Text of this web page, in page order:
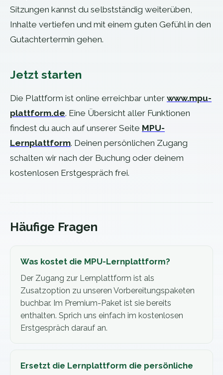
Sitzungen kannst du selbstständig weiterüben,
Inhalte vertiefen und mit einem guten Gefühl in den
Gutachtertermin gehen.
Jetzt starten
Die Plattform ist online erreichbar unter www.mpu-
plattform.de. Eine Übersicht aller Funktionen
findest du auch auf unserer Seite MPU-
Lernplattform. Deinen persönlichen Zugang
schalten wir nach der Buchung oder deinem
kostenlosen Erstgespräch frei.
Häufige Fragen
Was kostet die MPU-Lernplattform?
Der Zugang zur Lernplattform ist als
Zusatzoption zu unseren Vorbereitungspaketen
buchbar. Im Premium-Paket ist sie bereits
enthalten. Sprich uns einfach im kostenlosen
Erstgespräch darauf an.
Ersetzt die Lernplattform die persönliche